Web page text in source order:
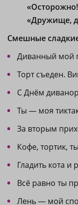
«Дружище,
Смешные
Диванный мой
Торт съеден.
С Днём
Ты — моя
За вторым
Кофе, тортик, ты
Гладить кота и
Всё равно ты
Лень — мой